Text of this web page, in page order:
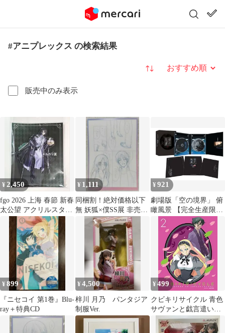
#アニプレックス の検索結果
販売中のみ表示
並び替え
¥2,450
fgo 2026 上海 春節 新春
太公望 アクリルスタン
¥ 1,111
同梱割！絶対価格以下
無 妖狐×僕SS展 非売品
来場特典 下描きカード
②未使用
¥921
劇場版「空の境界」 俯
瞰風景 【完全生産限定
版】 [DVD]
¥899
『ニセコイ 第1巻』Blu-
ray＋特典CD
¥4,500
梓川 月乃 パンタジア
制服Ver.
¥499
クビキリサイクル 青色
サヴァンと戯言遣い
2(完全生産限定版)
[Blu-ray]